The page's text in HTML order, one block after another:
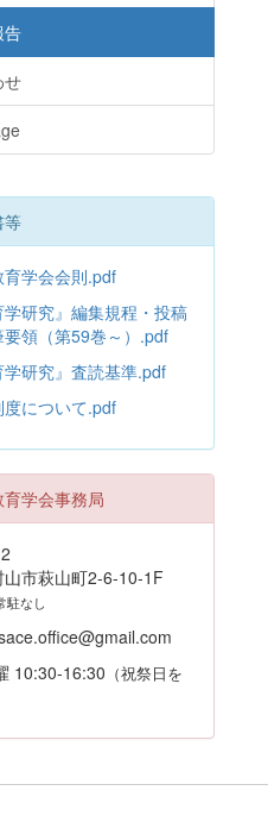
告
せ
等
育学会会則.pdf
学研究』編集規程・投稿
要領（第59巻～）.pdf
学研究』査読基準.pdf
について.pdf
学会事務局
市萩山町2-6-10-1F
駐なし
10:30-16:30 （祝祭日を